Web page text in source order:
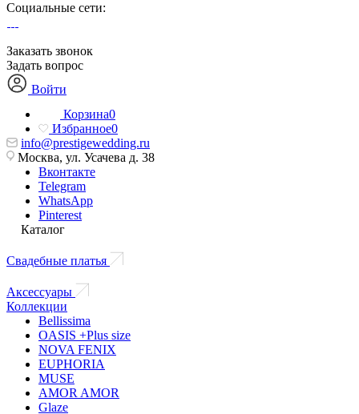
Социальные сети:
Заказать звонок
Задать вопрос
Войти
Корзина0
Избранное0
info@prestigewedding.ru
Москва, ул. Усачева д. 38
Вконтакте
Telegram
WhatsApp
Pinterest
Каталог
Свадебные платья
Аксессуары
Коллекции
Bellissima
OASIS +Plus size
NOVA FENIX
EUPHORIA
MUSE
AMOR AMOR
Glaze